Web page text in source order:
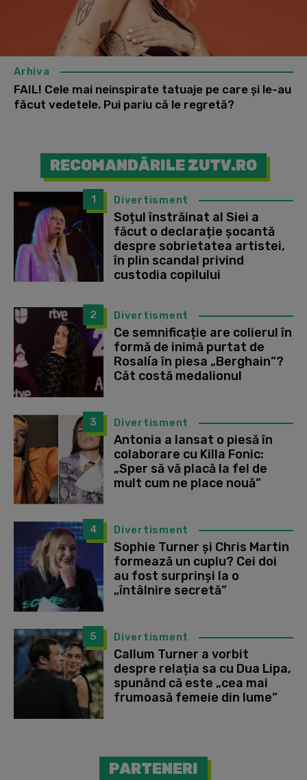
Arhiva
FAIL! Cele mai neinspirate tatuaje pe care și le-au
făcut vedetele. Pui pariu că le regretă?
RECOMANDĂRILE ZUTV.RO
1 Divertisment
Soțul înstrăinat al Siei a
făcut o declarație șocantă
despre sobrietatea artistei,
în plin scandal privind
custodia copilului
2 Divertisment
Ce semnificație are colierul în
formă de inimă purtat de
Rosalía în piesa „Berghain”?
Cât costă medalionul
3 Divertisment
Antonia a lansat o piesă în
colaborare cu Killa Fonic:
„Sper să vă placă la fel de
mult cum ne place nouă”
4 Divertisment
Sophie Turner și Chris Martin
formează un cuplu? Cei doi
au fost surprinși la o
„întâlnire secretă”
5 Divertisment
Callum Turner a vorbit
despre relația sa cu Dua Lipa,
spunând că este „cea mai
frumoasă femeie din lume”
PARTENERI